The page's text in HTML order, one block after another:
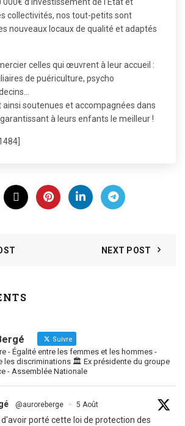
d’investissement de l’État et
collectivités, nos tout-petits sont
nouveaux locaux de qualité et adaptés
celles qui œuvrent à leur accueil :
de puériculture, psycho
ainsi soutenues et accompagnées dans
à leurs enfants le meilleur !
NEXT POST
Suivre
- Égalité entre les femmes et les hommes -
les discriminations 🏛 Ex présidente du groupe
- Assemblée Nationale
@auroreberge · 5 Août
porté cette loi de protection des